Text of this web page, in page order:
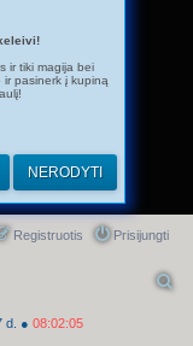
Prisijungti
Registruotis
d. ● 08:02:06
ir tiki magija bei
ir pasinerk į kupiną
NERODYTI